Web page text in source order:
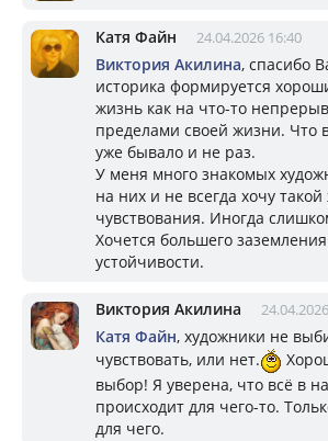
Катя Файн 24.04.2026 16:40
Виктория Акилина, спасибо
историка формируется
жизнь как на что-то
пределами своей жизни. Что
уже бывало и не раз.
У меня много знакомых
на них и не всегда хочу
чувствования. Иногда
Хочется большего
устойчивости.
Виктория Акилина
Катя Файн, художники не
чувствовать, или нет.
выбор! Я уверена, что всё в
происходит для чего-то.
для чего.